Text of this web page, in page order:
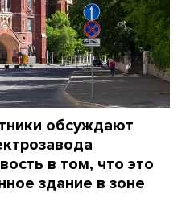
обсуждают
в том, что это
здание в зоне